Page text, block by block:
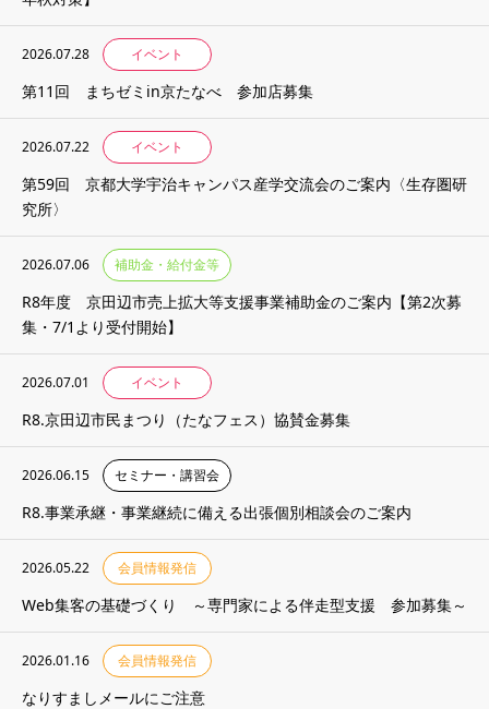
2026.07.28 イベント
第11回 まちゼミin京たなべ 参加店募集
2026.07.22 イベント
第59回 京都大学宇治キャンパス産学交流会のご案内〈生存圏研
究所〉
2026.07.06 補助金・給付金等
R8年度 京田辺市売上拡大等支援事業補助金のご案内【第2次募
集・7/1より受付開始】
2026.07.01 イベント
R8.京田辺市民まつり（たなフェス）協賛金募集
2026.06.15 セミナー・講習会
R8.事業承継・事業継続に備える出張個別相談会のご案内
2026.05.22 会員情報発信
Web集客の基礎づくり ～専門家による伴走型支援 参加募集～
2026.01.16 会員情報発信
なりすましメールにご注意